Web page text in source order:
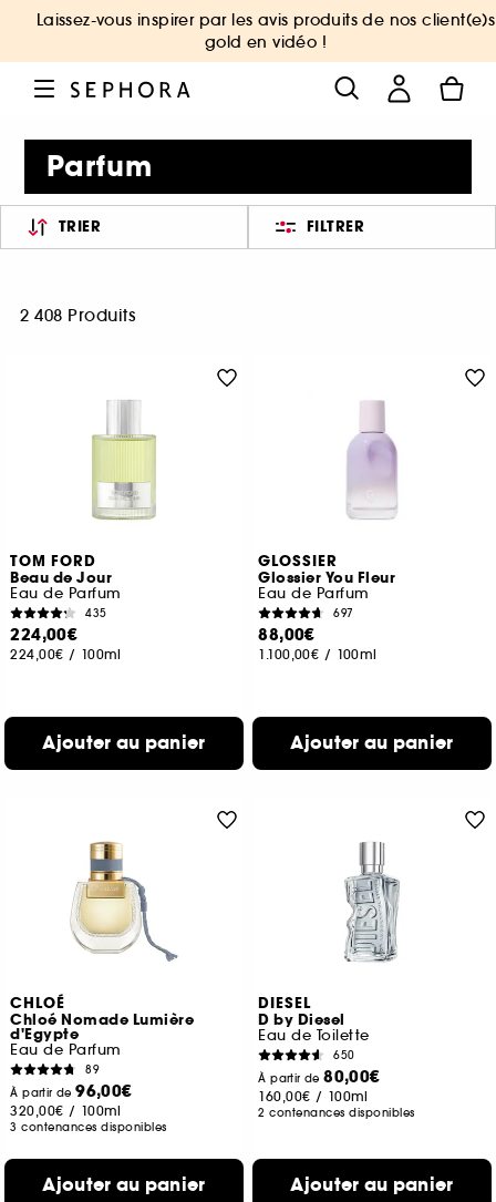
Laissez-vous inspirer par les avis produits de nos client(e)s
gold en vidéo !
Parfum
TRIER FILTRER
2 408 Produits
TOM FORD
Beau de Jour
Eau de Parfum
435
224,00€
224,00€ / 100ml
Ajouter au panier
GLOSSIER
Glossier You Fleur
Eau de Parfum
697
88,00€
1.100,00€ / 100ml
Ajouter au panier
CHLOÉ
Chloé Nomade Lumière
d'Egypte
Eau de Parfum
89
À partir de96,00€
320,00€ / 100ml
3 contenances disponibles
Ajouter au panier
DIESEL
D by Diesel
Eau de Toilette
650
À partir de80,00€
160,00€ / 100ml
2 contenances disponibles
Ajouter au panier